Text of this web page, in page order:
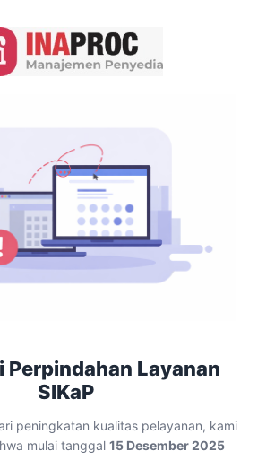
Perpindahan Layanan
SIKaP
peningkatan kualitas pelayanan, kami
mulai tanggal 15 Desember 2025